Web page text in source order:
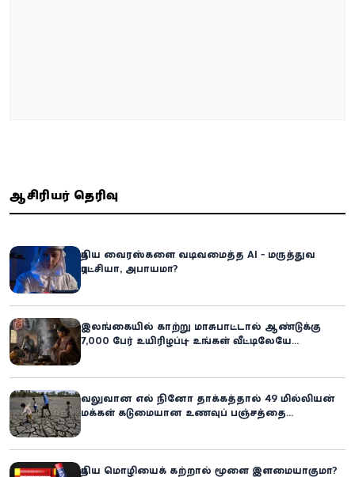
ஆசிரியர் தெரிவு
புதிய வைரஸ்களை வடிவமைத்த AI - மருத்துவ
புரட்சியா, அபாயமா?
இலங்கையில் காற்று மாசுபாட்டால் ஆண்டுக்கு
7,000 பேர் உயிரிழப்பு – உங்கள் வீட்டிலேயே
வலுவான எல் நினோ தாக்கத்தால் 49 மில்லியன்
மக்கள் கடுமையான உணவுப் பஞ்சத்தை
புதிய மொழியைக் கற்றால் மூளை இளமையாகுமா?